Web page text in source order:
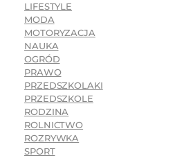
LIFESTYLE
MODA
MOTORYZACJA
NAUKA
OGRÓD
PRAWO
PRZEDSZKOLAKI
PRZEDSZKOLE
RODZINA
ROLNICTWO
ROZRYWKA
SPORT